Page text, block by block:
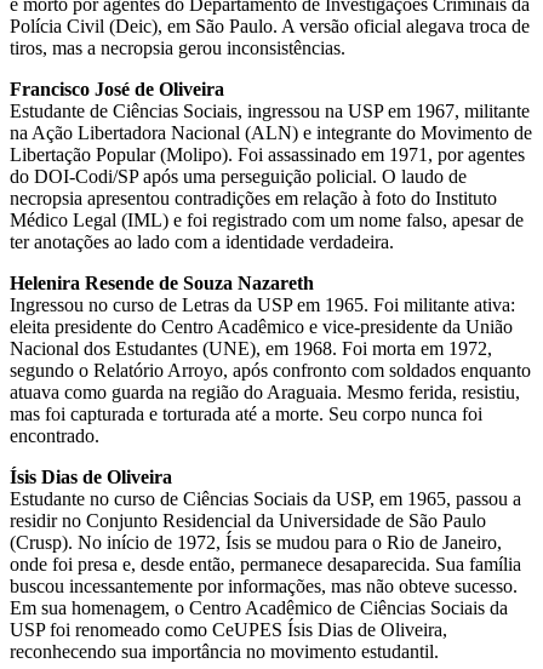
Polícia Civil (Deic), em São Paulo. A versão oficial alegava troca de
tiros, mas a necropsia gerou inconsistências.
Francisco José de Oliveira
Estudante de Ciências Sociais, ingressou na USP em 1967, militante
na Ação Libertadora Nacional (ALN) e integrante do Movimento de
Libertação Popular (Molipo). Foi assassinado em 1971, por agentes
do DOI-Codi/SP após uma perseguição policial. O laudo de
necropsia apresentou contradições em relação à foto do Instituto
Médico Legal (IML) e foi registrado com um nome falso, apesar de
ter anotações ao lado com a identidade verdadeira.
Helenira Resende de Souza Nazareth
Ingressou no curso de Letras da USP em 1965. Foi militante ativa:
eleita presidente do Centro Acadêmico e vice-presidente da União
Nacional dos Estudantes (UNE), em 1968. Foi morta em 1972,
segundo o Relatório Arroyo, após confronto com soldados enquanto
atuava como guarda na região do Araguaia. Mesmo ferida, resistiu,
mas foi capturada e torturada até a morte. Seu corpo nunca foi
encontrado.
Ísis Dias de Oliveira
Estudante no curso de Ciências Sociais da USP, em 1965, passou a
residir no Conjunto Residencial da Universidade de São Paulo
(Crusp). No início de 1972, Ísis se mudou para o Rio de Janeiro,
onde foi presa e, desde então, permanece desaparecida. Sua família
buscou incessantemente por informações, mas não obteve sucesso.
Em sua homenagem, o Centro Acadêmico de Ciências Sociais da
USP foi renomeado como CeUPES Ísis Dias de Oliveira,
reconhecendo sua importância no movimento estudantil.